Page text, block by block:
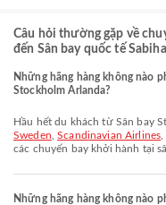
Câu hỏi thường gặp về
đến Sân bay quốc tế
Những hãng hàng không nào
Stockholm Arlanda?
Hầu hết du khách từ Sân bay
Sweden ,Scandinavian Airlines
các chuyến bay khởi hành tại
Những hãng hàng không nào